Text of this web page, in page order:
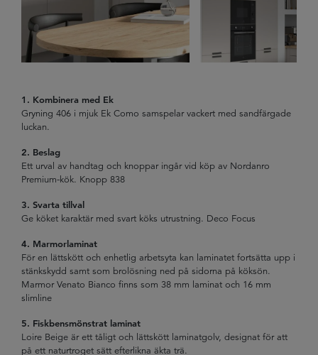
1. Kombinera med Ek
Gryning 406 i mjuk Ek Como samspelar vackert med sandfärgade
luckan.
2. Beslag
Ett urval av handtag och knoppar ingår vid köp av Nordanro
Premium-kök. Knopp 838
3. Svarta tillval
Ge köket karaktär med svart köks utrustning. Deco Focus
4. Marmorlaminat
För en lättskött och enhetlig arbetsyta kan laminatet fortsätta upp i
stänkskydd samt som brolösning ned på sidorna på köksön.
Marmor Venato Bianco finns som 38 mm laminat och 16 mm
slimline
5. Fiskbensmönstrat laminat
Loire Beige är ett tåligt och lättskött laminatgolv, designat för att
på ett naturtroget sätt efterlikna äkta trä.